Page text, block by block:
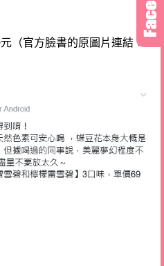
（官方臉書的原圖片連結：